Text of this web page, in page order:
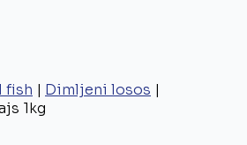
fish | Dimljeni losos |
1kg